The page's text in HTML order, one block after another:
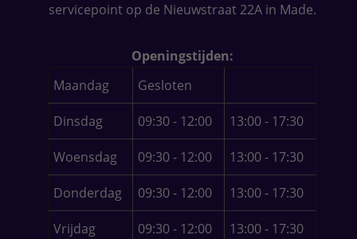
servicepoint op de Nieuwstraat 22A in Made.
Openingstijden:
Maandag
Gesloten
Dinsdag 09:30 - 12:00 13:00 - 17:30
Woensdag 09:30 - 12:00 13:00 - 17:30
Donderdag 09:30 - 12:00 13:00 - 17:30
Vrijdag 09:30 - 12:00 13:00 - 17:30